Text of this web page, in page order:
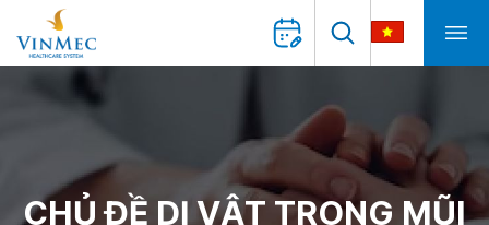
CHỦ ĐỀ DỊ VẬT TRONG MŨI